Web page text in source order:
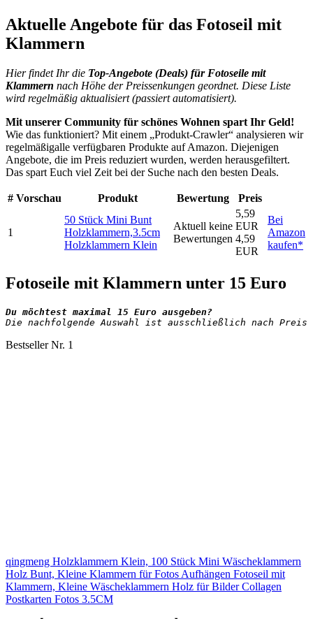
Aktuelle Angebote für das Fotoseil mit
Klammern
Hier findet Ihr die Top-Angebote (Deals) für Fotoseile mit
Klammern nach Höhe der Preissenkungen geordnet. Diese Liste
wird regelmäßig aktualisiert (passiert automatisiert).
Mit unserer Community für schönes Wohnen spart Ihr Geld!
Wie das funktioniert? Mit einem „Produkt-Crawler“ analysieren wir
regelmäßigalle verfügbaren Produkte auf Amazon. Diejenigen
Angebote, die im Preis reduziert wurden, werden herausgefiltert.
Das spart Euch viel Zeit bei der Suche nach den besten Deals.
# Vorschau Produkt Bewertung Preis
1
50 Stück Mini Bunt
Holzklammern,3.5cm
Holzklammern Klein
Aktuell keine
Bewertungen
5,59
EUR
4,59
EUR
Bei
Amazon
kaufen*
Fotoseile mit Klammern unter 15 Euro
Die nachfolgende Auswahl ist ausschließlich nach
Bestseller Nr. 1
qingmeng Holzklammern Klein, 100 Stück Mini Wäscheklammern
Holz Bunt, Kleine Klammern für Fotos Aufhängen Fotoseil mit
Klammern, Kleine Wäscheklammern Holz für Bilder Collagen
Postkarten Fotos 3.5CM